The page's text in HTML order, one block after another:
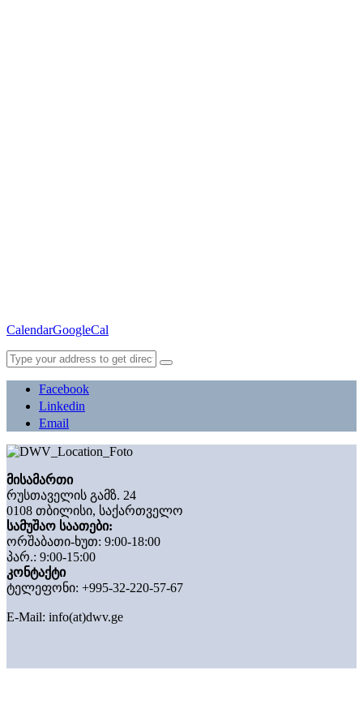
CalendarGoogleCal
Facebook
Linkedin
Email
მისამართი
რუსთაველის გამზ. 24
0108 თბილისი, საქართველო
სამუშაო საათები:
ორშაბათი-ხუთ: 9:00-18:00
პარ.: 9:00-15:00
კონტაქტი
ტელეფონი: +995-32-220-57-67
E-Mail: info(at)dwv.ge